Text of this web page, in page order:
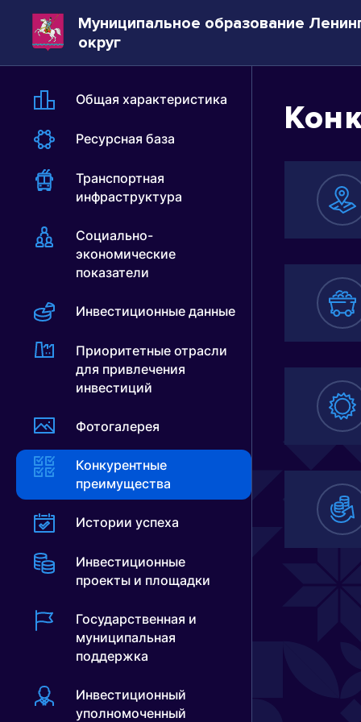
Муниципальное образование
округ
Общая характеристика
Ресурсная база
Транспортная
инфраструктура
Социально-
экономические
показатели
Инвестиционные данные
Приоритетные отрасли
для привлечения
инвестиций
Фотогалерея
Конкурентные
преимущества
Истории успеха
Инвестиционные
проекты и площадки
Государственная и
муниципальная
поддержка
Инвестиционный
уполномоченный